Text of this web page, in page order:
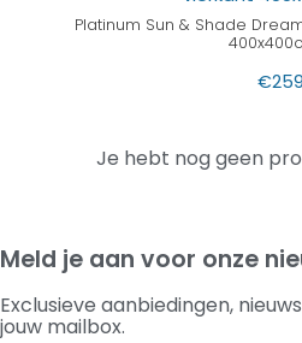
Platinum Sun & Shade
€
Je hebt nog geen
Meld je aan voor onze
Exclusieve aanbiedingen,
jouw mailbox.